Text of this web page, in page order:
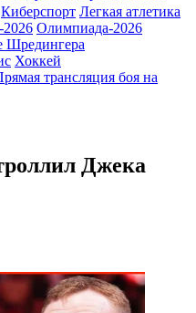
Киберспорт Легкая атлетика
Олимпиада-2026
Шредингера
Хоккей
трансляция боя на
Джека